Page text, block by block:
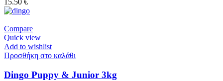
15.50 €
Compare
Quick view
Add to wishlist
Προσθήκη στο καλάθι
Dingo Puppy & Junior 3kg